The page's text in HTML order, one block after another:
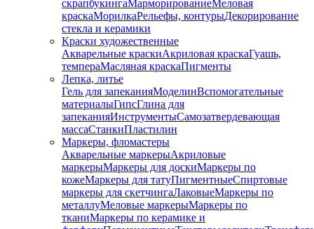
скрапбукингаМарморированиеМеловая
краскаМорилкаРельефы, контурыДекорирование
стекла и керамики
Краски художественные
Акварельные краскиАкриловая краскаГуашь,
темпераМасляная краскаПигменты
Лепка, литье
Гель для запеканияМоделинВспомогательные
материалыГипсГлина для
запеканияИнструментыСамозатвердевающая
массаСтанкиПластилин
Маркеры, фломастеры
Акварельные маркерыАкриловые
маркерыМаркеры для доскиМаркеры по
кожеМаркеры для татуПигментныеCпиртовые
маркеры для скетчингаЛаковыеМаркеры по
металлуМеловые маркерыМаркеры по
тканиМаркеры по керамике и